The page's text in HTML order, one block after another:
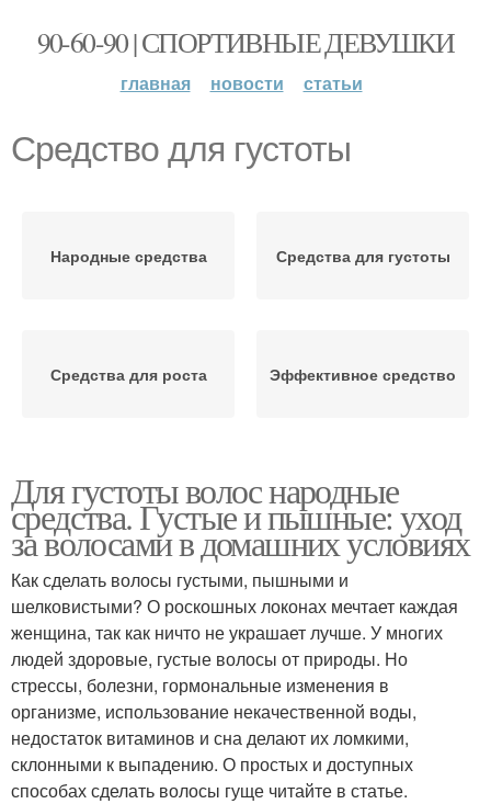
90-60-90 | СПОРТИВНЫЕ ДЕВУШКИ
главная новости статьи
Средство для густоты
Народные средства Средства для густоты
Средства для роста Эффективное средство
Для густоты волос народные
средства. Густые и пышные: уход
за волосами в домашних условиях
Как сделать волосы густыми, пышными и
шелковистыми? О роскошных локонах мечтает каждая
женщина, так как ничто не украшает лучше. У многих
людей здоровые, густые волосы от природы. Но
стрессы, болезни, гормональные изменения в
организме, использование некачественной воды,
недостаток витаминов и сна делают их ломкими,
склонными к выпадению. О простых и доступных
способах сделать волосы гуще читайте в статье.